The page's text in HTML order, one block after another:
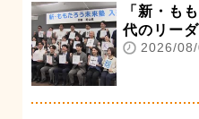
「新・も
代のリー
2026/